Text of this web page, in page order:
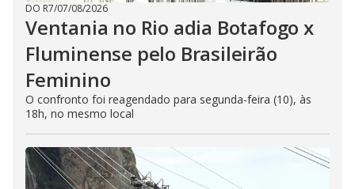
DO R7/07/08/2026
Ventania no Rio adia Botafogo x
Fluminense pelo Brasileirão
Feminino
O confronto foi reagendado para segunda-feira (10), às
18h, no mesmo local